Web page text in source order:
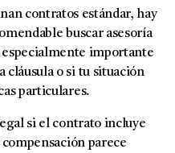
contratos estándar, hay
buscar asesoría
importante
cláusula o si tu situación
particulares.
si el contrato incluye
parece